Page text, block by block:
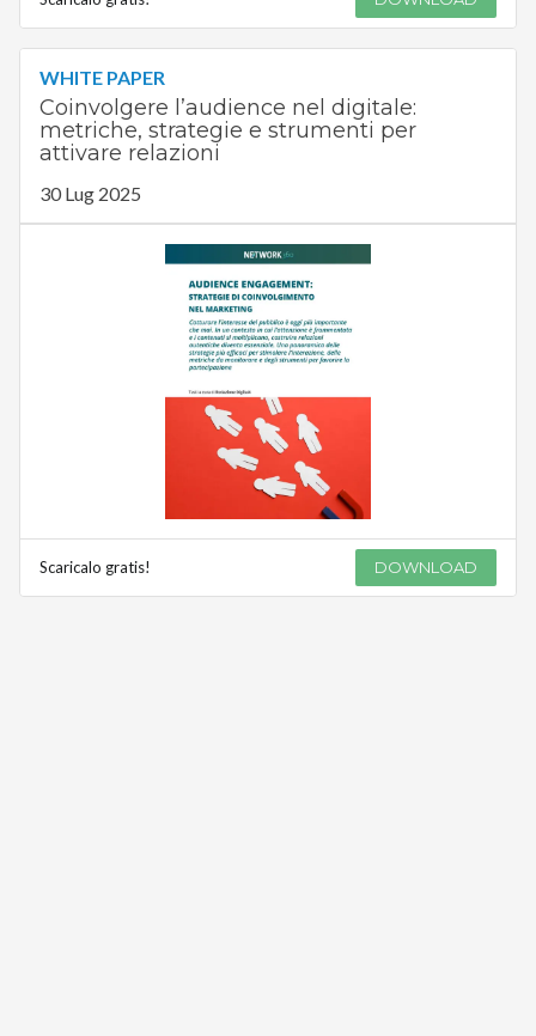
WHITE PAPER
Coinvolgere l’audience nel digitale:
metriche, strategie e strumenti per
attivare relazioni
30 Lug 2025
Scaricalo gratis! DOWNLOAD